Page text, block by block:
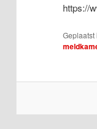
https://
Geplaatst